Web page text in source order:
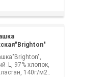
97% хлопок,
140г/м2..